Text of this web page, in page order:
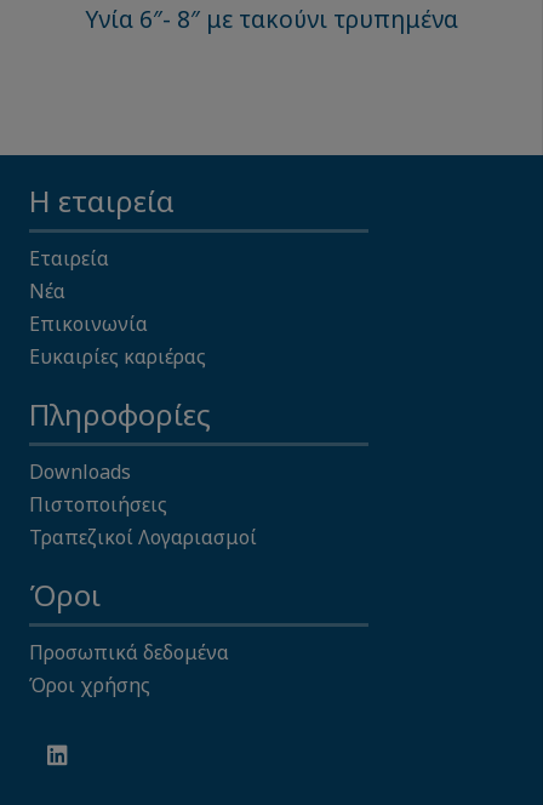
Υνία 6″- 8″ με τακούνι τρυπημένα
Η εταιρεία
Εταιρεία
Νέα
Επικοινωνία
Ευκαιρίες καριέρας
Πληροφορίες
Downloads
Πιστοποιήσεις
Τραπεζικοί Λογαριασμοί
Όροι
Προσωπικά δεδομένα
Όροι χρήσης